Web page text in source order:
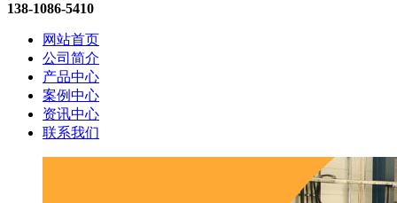
138-1086-5410
网站首页
公司简介
产品中心
案例中心
资讯中心
联系我们